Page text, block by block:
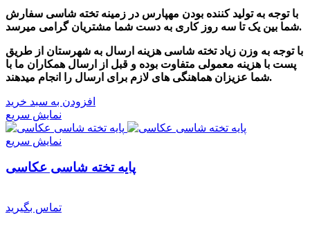
با توجه به تولید کننده بودن مهپارس در زمینه تخته شاسی سفارش
شما بین یک تا سه روز کاری به دست شما مشتریان گرامی میرسد.
با توجه به وزن زیاد تخته شاسی هزینه ارسال به شهرستان از طریق
پست با هزینه معمولی متفاوت بوده و قبل از ارسال همکاران ما با
شما عزیزان هماهنگی های لازم برای ارسال را انجام میدهند.
افزودن به سبد خرید
نمایش سریع
نمایش سریع
پایه تخته شاسی عکاسی
تماس بگیرید